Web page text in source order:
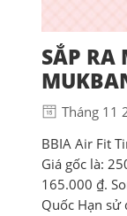
SẮP RA
Tháng 11
BBIA Air Fit
Giá gốc là:
165.000 ₫.
Quốc Hạn sử